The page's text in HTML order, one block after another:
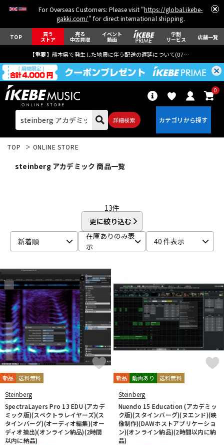
For Overseas Customers: Please visit "https://global.ikebe-
gakki.com/" for direct international shipping.
TOP 買う
ストア
売る
中古買取
イベント
動画
学割
サービス 店舗一覧
【重要】熊本県で発生した地震に伴う配送の遅延について(07月29日
詳細検索
0
ウクレレ
ドラム
キーボード 電子ピアノ
管楽器 その他楽器
アンプ エフェクター
DJ機器 DTM
TOP ONLINE STORE
steinberg アカデミック 商品一覧
13件
更に絞り込む
新着順
在庫ありのみ表
示
40 件表示
新品 送料無料
Steinberg
SpectraLayers Pro 13 EDU (アカデ
ミック版)(スペクトラレイヤーズ)(ス
タインバーグ)(オーディオ編集)(オー
ディオ摘出)(オンライン納品)(2時間
以内に納品)
新品 動画あり 送料無料
Steinberg
Nuendo 15 Education (アカデミッ
ク版)(スタインバーグ)(ヌエンド)(映
像制作)(DAWホストアプリケーショ
ン)(オンライン納品)(2時間以内に納
品)